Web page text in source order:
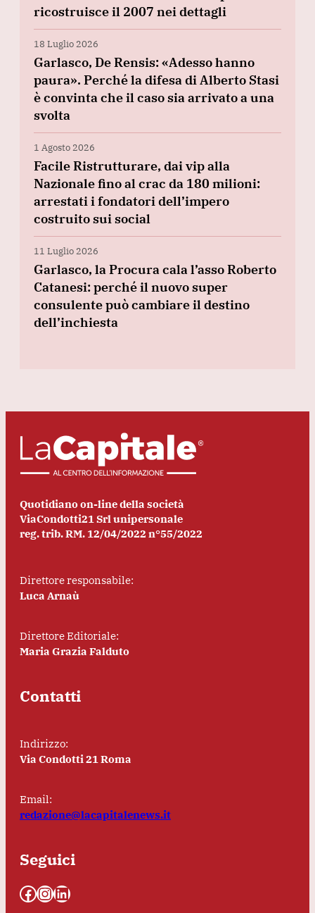
ricostruisce il 2007 nei dettagli
18 Luglio 2026
Garlasco, De Rensis: «Adesso hanno
paura». Perché la difesa di Alberto Stasi
è convinta che il caso sia arrivato a una
svolta
1 Agosto 2026
Facile Ristrutturare, dai vip alla
Nazionale fino al crac da 180 milioni:
arrestati i fondatori dell’impero
costruito sui social
11 Luglio 2026
Garlasco, la Procura cala l’asso Roberto
Catanesi: perché il nuovo super
consulente può cambiare il destino
dell’inchiesta
Quotidiano on-line della società
ViaCondotti21 Srl unipersonale
reg. trib. RM. 12/04/2022 n°55/2022
Direttore responsabile:
Luca Arnaù
Direttore Editoriale:
Maria Grazia Falduto
Contatti
Indirizzo:
Via Condotti 21 Roma
Email:
redazione@lacapitalenews.it
Seguici
Facebook InstagramLinkedIn